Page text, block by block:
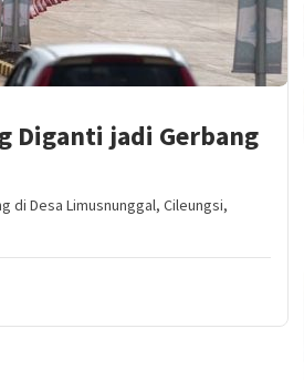
Diganti jadi Gerbang
di Desa Limusnunggal, Cileungsi,